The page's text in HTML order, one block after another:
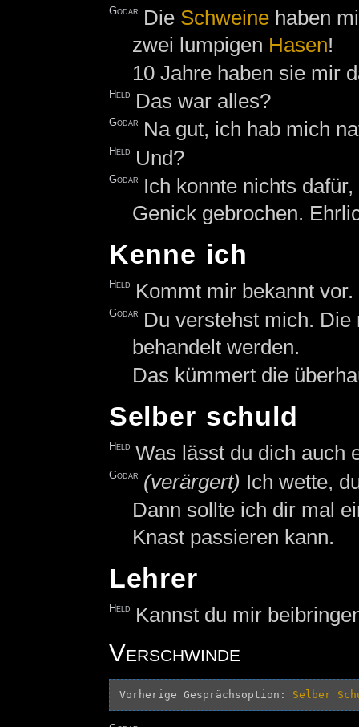
Godar Die Schweine haben
zwei lumpigen Hasen!
10 Jahre haben sie mir
Held Das war alles?
Godar Na gut, ich hab mich
Held Und?
Godar
Ich konnte nichts
Genick gebrochen.
Kenne ich
Held Kommt mir bekannt vor.
Godar
Du verstehst mich.
behandelt werden.
Das kümmert die
Selber schuld
Held Was lässt du dich auch
Godar (verärgert) Ich wette,
Dann sollte ich dir mal
Knast passieren kann.
Lehrer
Held Kannst du mir
Verschwinde
Vorherige Gesprächsoption: Selber